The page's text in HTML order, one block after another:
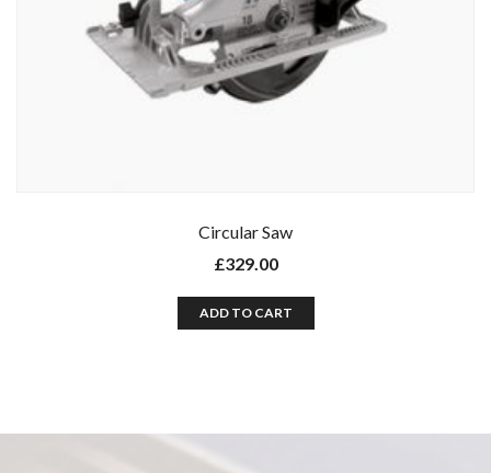
Presione continuar y diligencie el formulario de contacto.
Circular Saw
£329.00
ADD TO CART